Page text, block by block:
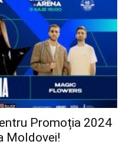
Promoția 2024
Moldovei!